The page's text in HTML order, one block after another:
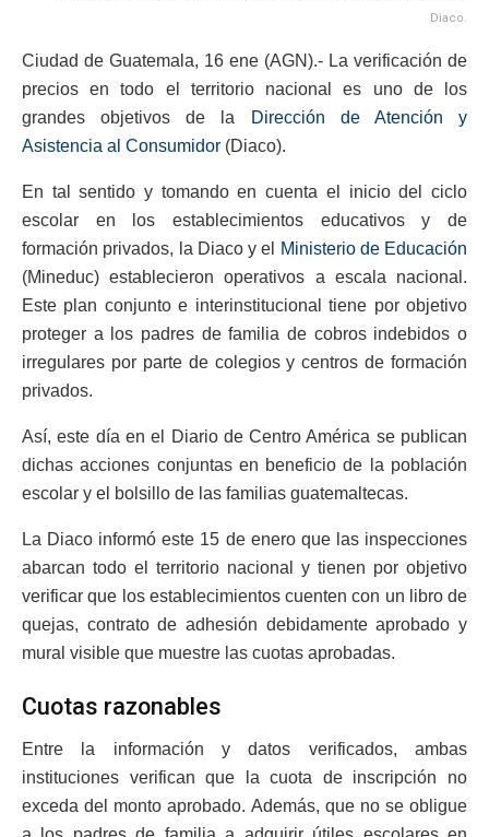
Diaco.
Ciudad de Guatemala, 16 ene (AGN).- La verificación de
precios en todo el territorio nacional es uno de los
grandes objetivos de la
Dirección de Atención y
Asistencia al Consumidor (Diaco).
En tal sentido y tomando en cuenta el inicio del ciclo
escolar en los establecimientos educativos y de
formación privados, la Diaco y el
Ministerio de Educación
(Mineduc) establecieron operativos a escala nacional.
Este plan conjunto e interinstitucional tiene por objetivo
proteger a los padres de familia de cobros indebidos o
irregulares por parte de colegios y centros de formación
privados.
Así, este día en el Diario de Centro América se publican
dichas acciones conjuntas en beneficio de la población
escolar y el bolsillo de las familias guatemaltecas.
La Diaco informó este 15 de enero que las inspecciones
abarcan todo el territorio nacional y tienen por objetivo
verificar que los establecimientos cuenten con un libro de
quejas, contrato de adhesión debidamente aprobado y
mural visible que muestre las cuotas aprobadas.
Cuotas razonables
Entre la información y datos verificados, ambas
instituciones verifican que la cuota de inscripción no
exceda del monto aprobado. Además, que no se obligue